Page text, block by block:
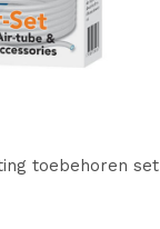
toebehoren set